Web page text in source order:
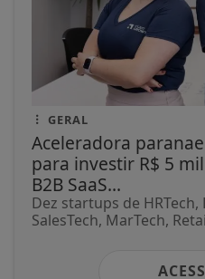
GERAL
Aceleradora
para investir R$ 5
B2B SaaS...
Dez startups de HRTech,
SalesTech, MarTech,